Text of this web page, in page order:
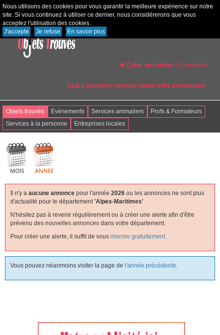
Nous utilisons des cookies pour vous garantir la meilleure expérience sur notre
site. Si vous continuez à utiliser ce dernier, nous considérerons que vous
acceptez l'utilisation des cookies.
J'accepte
Je refuse En savoir plus
Créer un compte Connexion
Déjà 2 annonces postées parmi 5491 annonceurs
Objets trouvés Evénements Services animaliers
Profs & Formateurs
Services à la personne
Entreprises locales
Il n'y a aucune annonce pour l'année 2026 ou les annonces ne sont plus
d'actualité pour le département'alpes-Maritimes'.
N'hésitez pas à revenir régulièrement ou à créer une alerte afin d'être
prévenu des nouvelles annonces dans votre département.
Pour créer une alerte, il suffit de vous inscrire gratuitement.
Vous pouvez néanmoins visiter la page de l'année précédente.